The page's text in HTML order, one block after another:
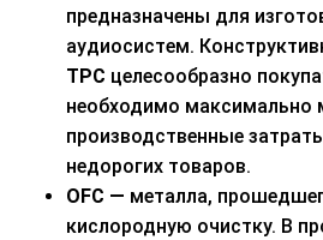
предназначены для
аудиосистем.
TPC целесообразно
необходимо максимально
производственные
недорогих товаров.
OFC — металла,
кислородную очистку. В